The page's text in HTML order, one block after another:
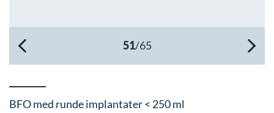
BFO med runde implantater < 250 ml